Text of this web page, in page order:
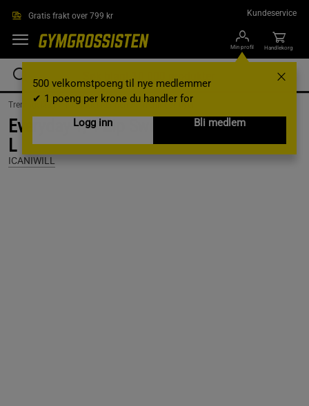
Gratis frakt over 799 kr Kundeservice
Min profil
500 velkomstpoeng til nye medlemmer
✔ 1 poeng per krone du handler for
Logg inn
Bli medlem
Handlekorg
Treningsklær / Treningsklær herre / Treningstrøyer
Everyday 1/4 Zip Sweatshirt Print, Black,
L
ICANIWILL